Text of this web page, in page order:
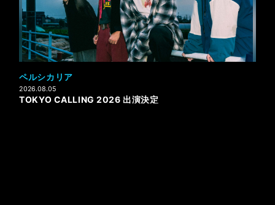
ペルシカリア
2026.08.05
TOKYO CALLING 2026 出演決定